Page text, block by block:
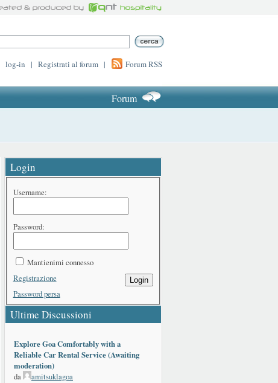
log-in | Registrati al forum | Forum RSS
Forum
Login
Username:
Password:
Mantienimi connesso
Login
Registrazione
Password persa
Ultime Discussioni
Explore Goa Comfortably with a
Reliable Car Rental Service (Awaiting
moderation)
da
amitsuklagoa